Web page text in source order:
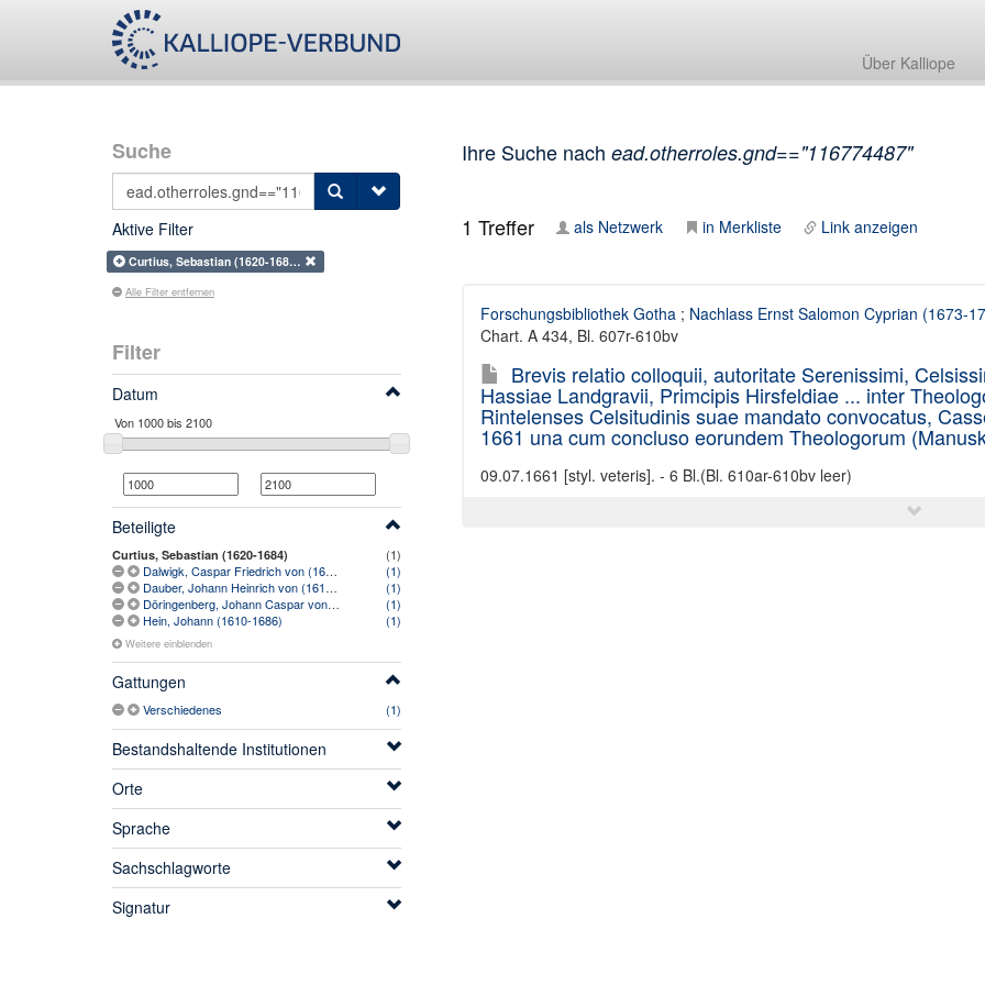
Über Kalliope
Suche
Aktive Filter
Curtius, Sebastian (1620-168…
Alle Filter entfernen
Filter
Datum
Beteiligte
Curtius, Sebastian (1620-1684)
(1)
Dalwigk, Caspar Friedrich von (1619-1675)
(1)
Dauber, Johann Heinrich von (1610-1672)
(1)
Döringenberg, Johann Caspar von (1616-1680)
(1)
Hein, Johann (1610-1686)
(1)
Weitere einblenden
Gattungen
Verschiedenes (1)
Bestandshaltende Institutionen
Orte
Sprache
Sachschlagworte
Signatur
Ihre Suche nach ead.otherroles.gnd=="116774487"
1 Treffer als Netzwerk in Merkliste Link anzeigen
Forschungsbibliothek Gotha; Nachlass Ernst Salomon Cyprian (1673-
Chart. A 434, Bl. 607r-610bv
Brevis relatio colloquii, autoritate Serenissimi,
Hassiae Landgravii, Primcipis Hirsfeldiae ... inter
Rintelenses Celsitudinis suae mandato convocatus,
1661 una cum concluso eorundem Theologorum
09.07.1661 [styl. veteris]. - 6 Bl.(Bl. 610ar-610bv leer)